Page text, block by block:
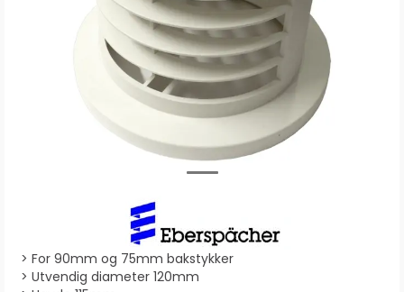
For 90mm og 75mm bakstykker
Utvendig diameter 120mm